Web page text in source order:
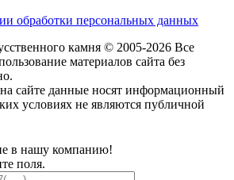
обработки персональных данных
камня © 2005-2026 Все
материалов сайта без
сайте данные носят информационный
условиях не являются публичной
в нашу компанию!
поля.